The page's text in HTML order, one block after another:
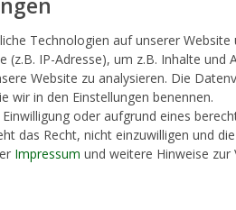
Technologien auf unserer
(z.B. IP-Adresse), um z.B. Inhalte
Website zu analysieren. Die
wir in den Einstellungen benennen.
oder aufgrund eines
das Recht, nicht einzuwilligen und
Impressum und weitere Hinweise